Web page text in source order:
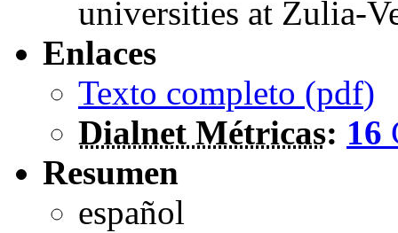
universities at Zulia-
Enlaces
Texto completo (pdf)
Dialnet Métricas: 16
Resumen
español